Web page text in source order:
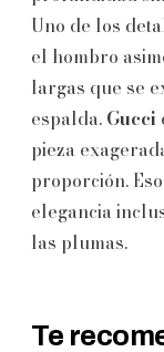
Uno de los
el hombro
largas que se
espalda. Gucci
pieza
proporción.
elegancia
las plumas.
Te